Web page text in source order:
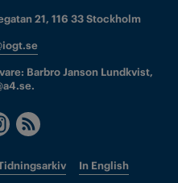
21, 116 33 Stockholm
Barbro Janson Lundkvist,
In English